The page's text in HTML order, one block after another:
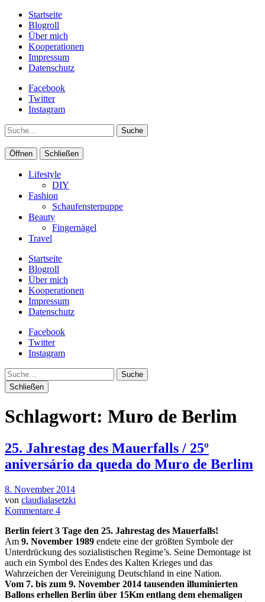
Startseite
Blogroll
Über mich
Kooperationen
Impressum
Datenschutz
Facebook
Twitter
Instagram
Suche
Öffnen Schließen
Lifestyle
DIY
Fashion
Schaufensterpuppe
Beauty
Fingernägel
Travel
Startseite
Blogroll
Über mich
Kooperationen
Impressum
Datenschutz
Facebook
Twitter
Instagram
Suche
Schließen
Schlagwort: Muro de Berlim
25. Jahrestag des Mauerfalls / 25º
aniversário da queda do Muro de Berlim
8. November 2014
von claudialasetzki
Kommentare 4
Berlin feiert 3 Tage den 25. Jahrestag des Mauerfalls!
Am 9. November 1989 endete eine der größten Symbole der
Unterdrückung des sozialistischen Regime’s. Seine Demontage ist
auch ein Symbol des Endes des Kalten Krieges und das
Wahrzeichen der Vereinigung Deutschland in eine Nation.
Vom 7. bis zum 9. November 2014 tausenden illuminierten
Ballons erhellen Berlin über 15Km entlang dem ehemaligen